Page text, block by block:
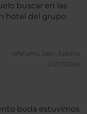
buscar en las
hotel del grupo
rafarumu. Jaén, España
20/07/2026
boda estuvimos